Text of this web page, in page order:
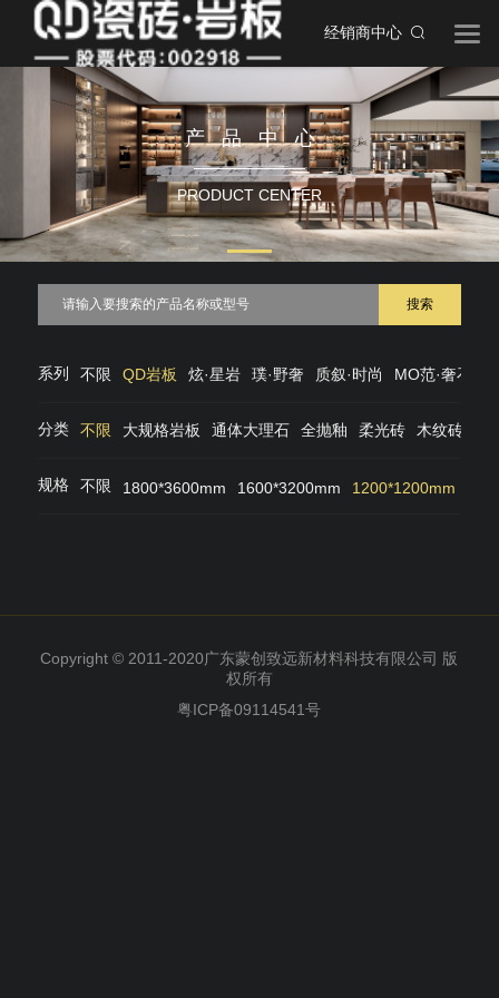
经销商中心
产品中心
PRODUCT CENTER
搜索
系列 不限 QD岩板 炫·星岩 璞·野奢 质叙·时尚 MO范·奢石
分类 不限 大规格岩板 通体大理石 全抛釉 柔光砖 木纹砖
规格 不限 1800*3600mm 1600*3200mm 1200*1200mm
Copyright © 2011-2020广东蒙创致远新材料科技有限公司 版
权所有
粤ICP备09114541号